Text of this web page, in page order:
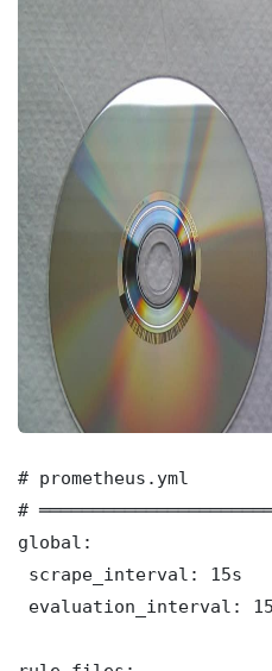
# prometheus.yml
#
global:
scrape_interval: 15s
evaluation_interval: